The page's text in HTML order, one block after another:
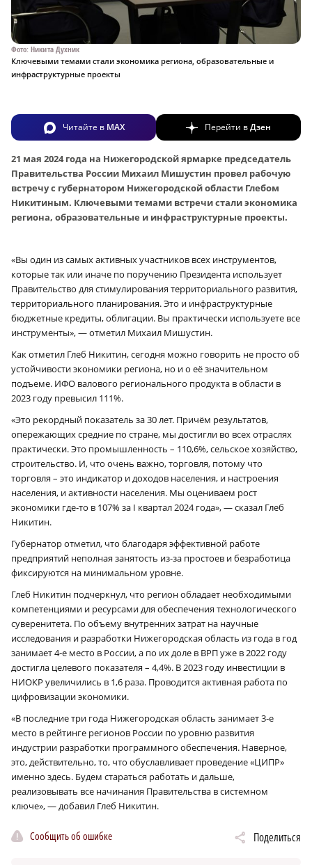
Фото: Никита Духник
Ключевыми темами стали экономика региона, образовательные и
инфраструктурные проекты
Читайте в MAX Перейти вДзен
21 мая 2024 года на Нижегородской ярмарке председатель
Правительства России Михаил Мишустин провел рабочую
встречу с губернатором Нижегородской области Глебом
Никитиным. Ключевыми темами встречи стали экономика
региона, образовательные и инфраструктурные проекты.
«Вы один из самых активных участников всех инструментов,
которые так или иначе по поручению Президента использует
Правительство для стимулирования территориального развития,
территориального планирования. Это и инфраструктурные
бюджетные кредиты, облигации. Вы практически используете все
инструменты», — отметил Михаил Мишустин.
Как отметил Глеб Никитин, сегодня можно говорить не просто об
устойчивости экономики региона, но и о её значительном
подъеме. ИФО валового регионального продукта в области в
2023 году превысил 111%.
«Это рекордный показатель за 30 лет. Причём результатов,
опережающих средние по стране, мы достигли во всех отраслях
практически. Это промышленность – 110,6%, сельское хозяйство,
строительство. И, что очень важно, торговля, потому что
торговля – это индикатор и доходов населения, и настроения
населения, и активности населения. Мы оцениваем рост
экономики где‑то в 107% за I квартал 2024 года», — сказал Глеб
Никитин.
Губернатор отметил, что благодаря эффективной работе
предприятий неполная занятость из-за простоев и безработица
фиксируются на минимальном уровне.
Глеб Никитин подчеркнул, что регион обладает необходимыми
компетенциями и ресурсами для обеспечения технологического
суверенитета. По объему внутренних затрат на научные
исследования и разработки Нижегородская область из года в год
занимает 4‑е место в России, а по их доле в ВРП уже в 2022 году
достигла целевого показателя – 4,4%. В 2023 году инвестиции в
НИОКР увеличились в 1,6 раза. Проводится активная работа по
цифровизации экономики.
«В последние три года Нижегородская область занимает 3‑е
место в рейтинге регионов России по уровню развития
индустрии разработки программного обеспечения. Наверное,
это, действительно, то, что обуславливает проведение «ЦИПР»
именно здесь. Будем стараться работать и дальше,
реализовывать все начинания Правительства в системном
ключе», — добавил Глеб Никитин.
Сообщить об ошибке Поделиться